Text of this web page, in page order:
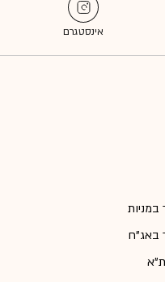
במניות
באג"ח